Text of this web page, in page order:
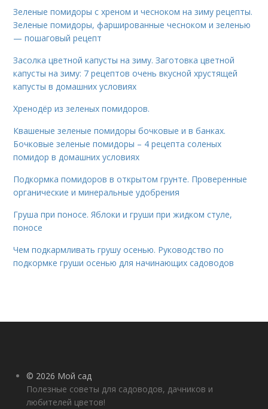
Зеленые помидоры с хреном и чесноком на зиму рецепты.
Зеленые помидоры, фаршированные чесноком и зеленью
— пошаговый рецепт
Засолка цветной капусты на зиму. Заготовка цветной
капусты на зиму: 7 рецептов очень вкусной хрустящей
капусты в домашних условиях
Хренодёр из зеленых помидоров.
Квашеные зеленые помидоры бочковые и в банках.
Бочковые зеленые помидоры – 4 рецепта соленых
помидор в домашних условиях
Подкормка помидоров в открытом грунте. Проверенные
органические и минеральные удобрения
Груша при поносе. Яблоки и груши при жидком стуле,
поносе
Чем подкармливать грушу осенью. Руководство по
подкормке груши осенью для начинающих садоводов
© 2026 Мой сад
Полезные советы для садоводов, дачников и
любителей цветов!